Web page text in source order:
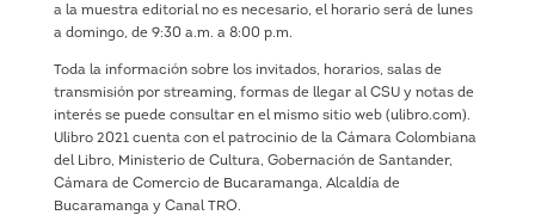
a la muestra editorial no es necesario, el horario será de lunes
a domingo, de 9:30 a.m. a 8:00 p.m.
Toda la información sobre los invitados, horarios, salas de
transmisión por streaming, formas de llegar al CSU y notas de
interés se puede consultar en el mismo sitio web (ulibro.com).
Ulibro 2021 cuenta con el patrocinio de la Cámara Colombiana
del Libro, Ministerio de Cultura, Gobernación de Santander,
Cámara de Comercio de Bucaramanga, Alcaldía de
Bucaramanga y Canal TRO.